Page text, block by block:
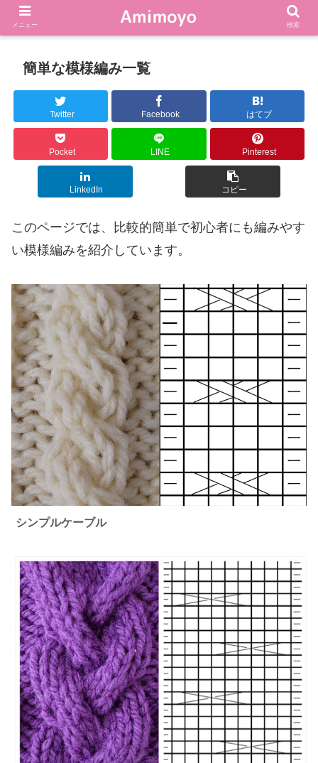
簡単な模様編み一覧
Twitter Facebook はてブ
Pocket LINE Pinterest
LinkedIn コピー
このページでは、比較的簡単で初心者にも編みやす
い模様編みを紹介しています。
シンプルケーブル
メニュー 検索